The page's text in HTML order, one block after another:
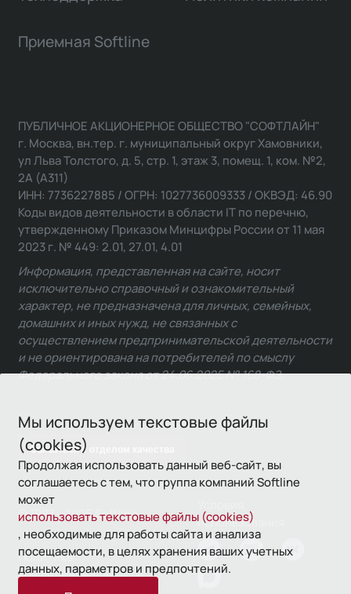
Мы используем текстовые файлы
(cookies)
Продолжая использовать данный веб-сайт, вы
соглашаетесь с тем, что группа компаний Softline
может
использовать текстовые файлы (cookies)
, необходимые для работы сайта и анализа
посещаемости, в целях хранения ваших учетных
данных, параметров и предпочтений.
Приемная Softline
Связаться с отделом качества
ПУБЛИЧНОЕ АКЦИОНЕРНОЕ ОБЩЕСТВО "СОФТЛАЙН"
г. Москва, вн.тер. г. муниципальный округ Хамовники,
ул Льва Толстого, д. 5, стр. 1, этаж 3, помещ. 1, ком. №2,
2А (А311)
ИНН: 7736227885 / ОГРН: 1027736009333 / ОКВЭД: 46.90
Коды видов деятельности в области IT по перечню,
утвержденному Приказом Минцифры России от 11 мая
2023 г. № 449: 2.01, 27.01, 4.01
Информация, представленная на сайте, носит
исключительно справочный и ознакомительный
характер, не предназначена для личных, семейных,
домашних и иных нужд, не связанных с
осуществлением предпринимательской деятельности
и не ориентирована на потребителей по смыслу
Федерального закона от 24.06.2025 № 168-ФЗ.
© 1993—2026 Softline
использования
Политика
конфиденциальности